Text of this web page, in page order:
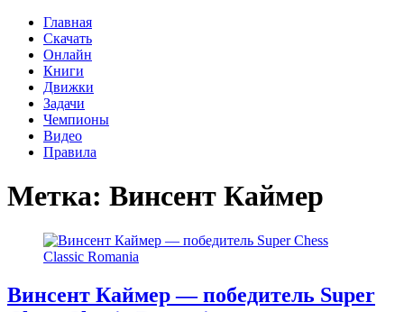
Главная
Скачать
Онлайн
Книги
Движки
Задачи
Чемпионы
Видео
Правила
Метка: Винсент Каймер
Винсент Каймер — победитель Super